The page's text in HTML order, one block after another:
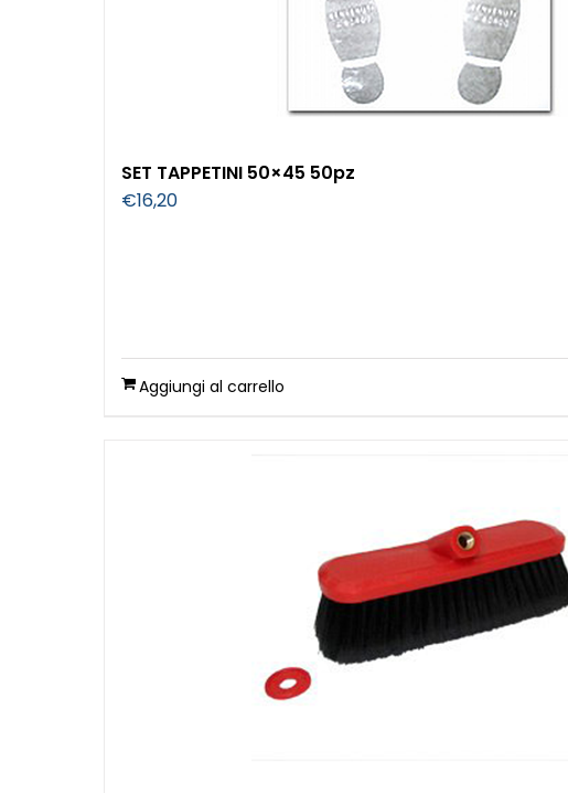
SET TAPPETINI 50×45 50pz
€16,20
Aggiungi al carrello